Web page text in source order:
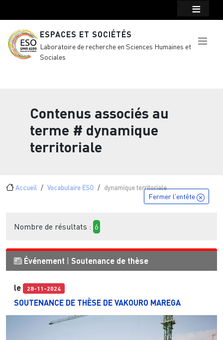
ESPACES ET SOCIÉTÉS
Laboratoire de recherche en Sciences Humaines et
Sociales
Contenus associés au
terme # dynamique
territoriale
Fil d'Ariane
Accueil Vocabulaire ESO dynamique territoriale
Fermer l'entête
Nombre de résultats : 6
Événement Soutenance de thèse
le 28-11-2024
SOUTENANCE DE THÈSE DE VAKOURO MAREGA